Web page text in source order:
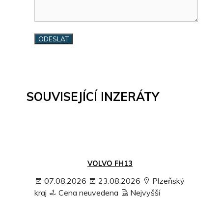
SOUVISEJÍCÍ INZERÁTY
VOLVO FH13
07.08.2026 23.08.2026
Plzeňský
kraj
Cena neuvedena
Nejvyšší